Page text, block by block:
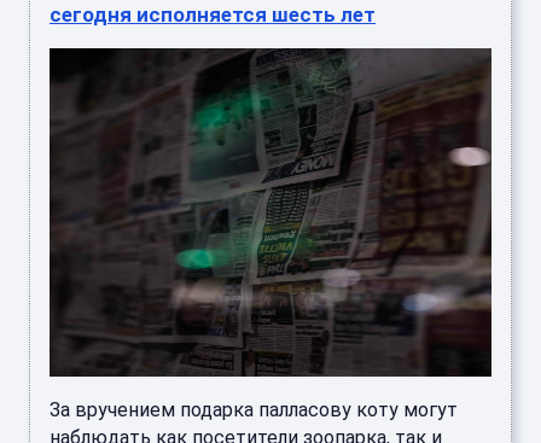
сегодня исполняется шесть лет
За вручением подарка палласову коту могут
наблюдать как посетители зоопарка, так и